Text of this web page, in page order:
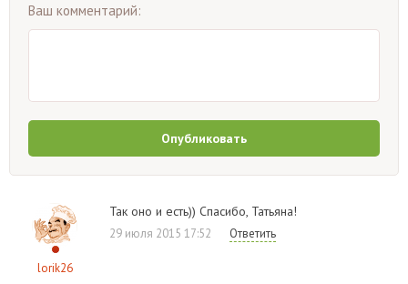
Ваш комментарий:
Опубликовать
lorik26
Так оно и есть)) Спасибо, Татьяна!
29 июля 2015 17:52 Ответить